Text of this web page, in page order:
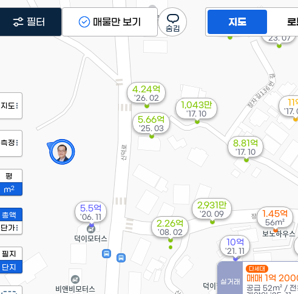
4.24억
'26. 02
21억
실거래
다세대
매매 1억
공급 52m² / 전
5.66억
'25. 03
1.45억
56m²
'23. 07
10억
'21. 11
2,931만
'20. 09
8.81억
'17. 10
1,043만
'17. 10
11
'17.
2.26억
'08. 02
5.5억
'06. 11
지도
지도
측정
평
m2
총액
단가
필지
단지
필터 매물만 보기